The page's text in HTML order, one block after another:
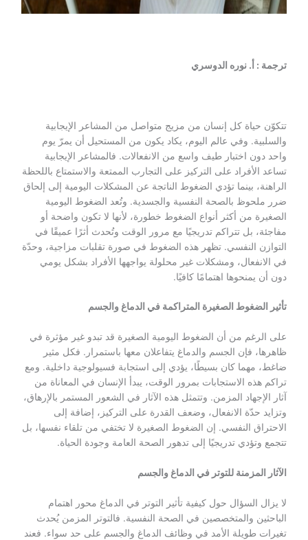
ترجمة : أ. نوره الدوسري
تتكوّن حياة كل إنسان من مزيج متواصل من المشاعر الإيجابية
والسلبية. وفي عالم اليوم، يكاد يكون من المستحيل أن يمرّ يوم
واحد دون اختبار طيف واسع من الانفعالات. فالمشاعر الإيجابية
تساعد الأفراد على التركيز على التجارب الممتعة والاستمتاع باللحظة
الراهنة، بينما تؤدي الضغوط الناتجة عن المشكلات اليومية إلى إلحاق
ضرر ملحوظ بالصحة النفسية والجسدية. وتُعد الضغوط اليومية
الصغيرة من أكثر أنواع الضغوط خطورة، لأنها لا تكون واضحة أو
مفاجئة، بل تتراكم تدريجيًا مع مرور الوقت وتُحدث أثرًا عميقًا في
التوازن النفسي. تظهر هذه الضغوط في صورة تقلبات مزاجية، وحدّة
في الانفعال، ومشكلات غير محلولة يواجهها الأفراد بشكل يومي
دون أن يمنحوها اهتمامًا كافيًا.
تأثير الضغوط الصغيرة المتراكمة في الدماغ والجسم
على الرغم من أن الضغوط اليومية الصغيرة قد تبدو غير مؤثرة في
ظاهرها، فإن الجسم والدماغ يتفاعلان معها باستمرار. فكل مثير
ضاغط، مهما كان بسيطًا، يؤدي إلى استجابة فسيولوجية داخلية. ومع
تراكم هذه الاستجابات بمرور الوقت، يبدأ الإنسان في المعاناة من
آثار الإجهاد المزمن. وتتمثل هذه الآثار في الشعور المستمر بالإرهاق،
وتزايد حدّة الانفعال، وضعف القدرة على التركيز، إضافة إلى
الاحتراق النفسي. إن الضغوط الصغيرة لا تختفي من تلقاء نفسها، بل
تتجمع وتؤدي تدريجيًا إلى تدهور الصحة العامة وجودة الحياة.
الآثار المزمنة للتوتر في الدماغ والجسم
لا يزال السؤال حول كيفية تأثير التوتر في الدماغ محور اهتمام
الباحثين والمتخصصين في الصحة النفسية. فالتوتر المزمن يُحدث
تغيرات طويلة الأمد في وظائف الدماغ والجسم على حد سواء. فعند